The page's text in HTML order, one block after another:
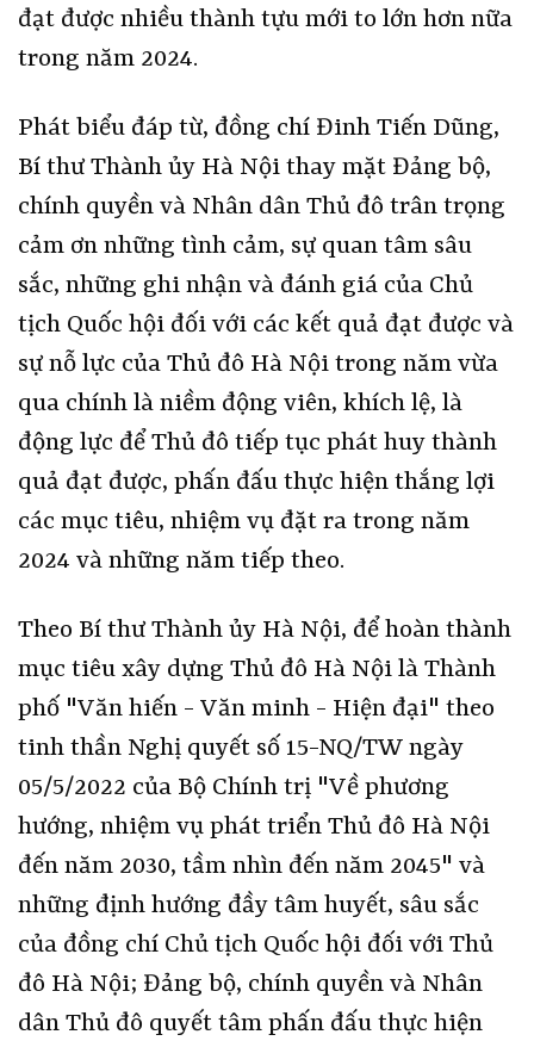
đạt được nhiều thành tựu mới to lớn hơn nữa
trong năm 2024.
Phát biểu đáp từ, đồng chí Đinh Tiến Dũng,
Bí thư Thành ủy Hà Nội thay mặt Đảng bộ,
chính quyền và Nhân dân Thủ đô trân trọng
cảm ơn những tình cảm, sự quan tâm sâu
sắc, những ghi nhận và đánh giá của Chủ
tịch Quốc hội đối với các kết quả đạt được và
sự nỗ lực của Thủ đô Hà Nội trong năm vừa
qua chính là niềm động viên, khích lệ, là
động lực để Thủ đô tiếp tục phát huy thành
quả đạt được, phấn đấu thực hiện thắng lợi
các mục tiêu, nhiệm vụ đặt ra trong năm
2024 và những năm tiếp theo.
Theo Bí thư Thành ủy Hà Nội, để hoàn thành
mục tiêu xây dựng Thủ đô Hà Nội là Thành
phố "Văn hiến - Văn minh - Hiện đại" theo
tinh thần Nghị quyết số 15-NQ/TW ngày
05/5/2022 của Bộ Chính trị "Về phương
hướng, nhiệm vụ phát triển Thủ đô Hà Nội
đến năm 2030, tầm nhìn đến năm 2045" và
những định hướng đầy tâm huyết, sâu sắc
của đồng chí Chủ tịch Quốc hội đối với Thủ
đô Hà Nội; Đảng bộ, chính quyền và Nhân
dân Thủ đô quyết tâm phấn đấu thực hiện